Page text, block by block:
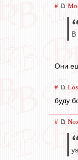
#
В
Они
# Los
буду
#